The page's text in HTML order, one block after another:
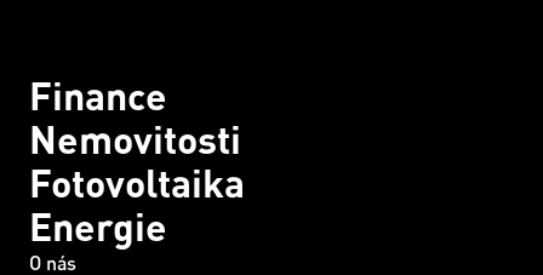
Finance
Nemovitosti
Fotovoltaika
Energie
O nás